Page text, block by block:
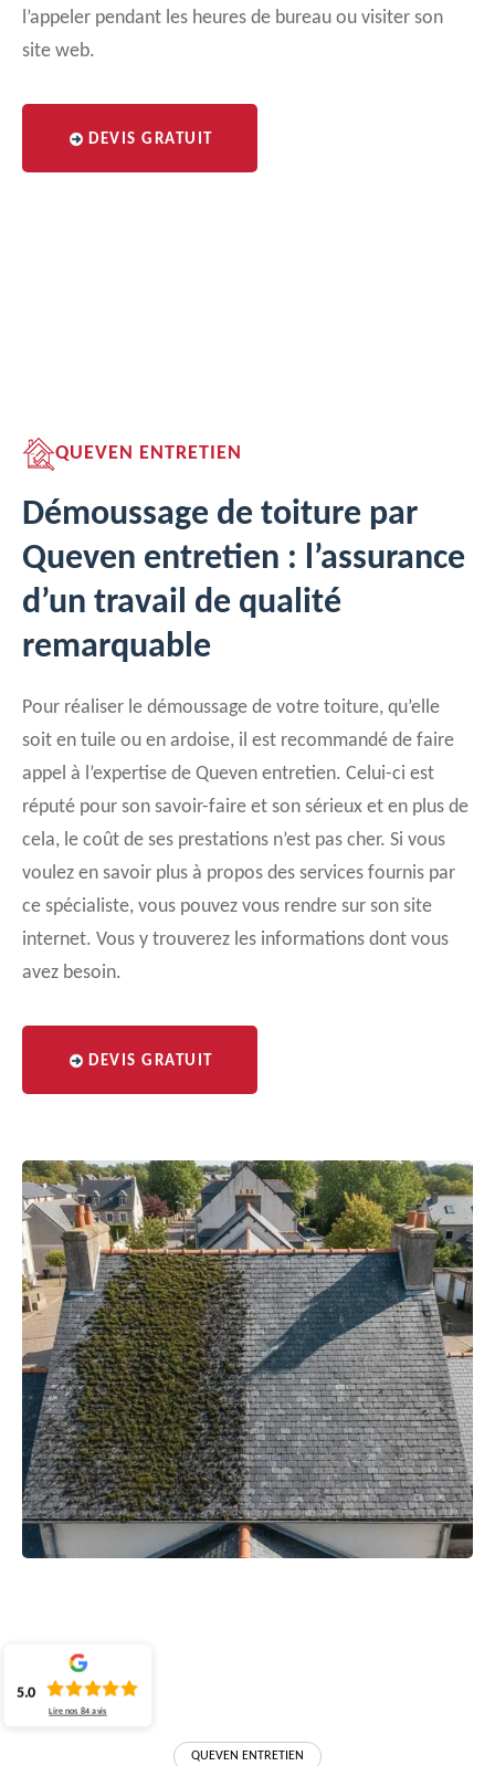
l’appeler pendant les heures de bureau ou visiter son
site web.
DEVIS GRATUIT
QUEVEN ENTRETIEN
Démoussage de toiture par
Queven entretien : l’assurance
d’un travail de qualité
remarquable
Pour réaliser le démoussage de votre toiture, qu’elle
soit en tuile ou en ardoise, il est recommandé de faire
appel à l’expertise de Queven entretien. Celui-ci est
réputé pour son savoir-faire et son sérieux et en plus de
cela, le coût de ses prestations n’est pas cher. Si vous
voulez en savoir plus à propos des services fournis par
ce spécialiste, vous pouvez vous rendre sur son site
internet. Vous y trouverez les informations dont vous
avez besoin.
DEVIS GRATUIT
QUEVEN ENTRETIEN
5.0
Lire nos84 avis